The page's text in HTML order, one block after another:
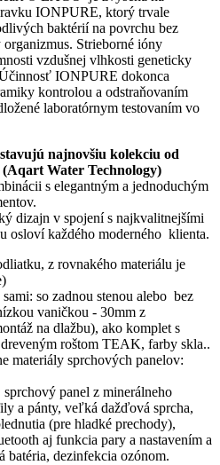
IONPURE, ktorý trvale
baktérií na povrchu bez
Strieborné ióny
vzdušnej vlhkosti geneticky
IONPURE dokonca
kontrolou a odstraňovaním
laboratórnym testovaním vo
najnovšiu kolekciu od
Water Technology)
s elegantným a jednoduchým
dizajn v spojení s najkvalitnejšími
osloví každého moderného klienta.
z rovnakého materiálu je
so zadnou stenou alebo bez
vaničkou - 30mm z
na dlažbu), ako komplet s
roštom TEAK, farby skla..
materiály sprchových panelov:
panel z minerálneho
a pánty, veľká dažďová sprcha,
(pre hladké prechody),
aj funkcia pary a nastavením a
batéria, dezinfekcia ozónom.